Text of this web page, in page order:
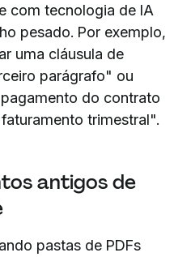
com tecnologia de IA
pesado. Por exemplo,
uma cláusula de
parágrafo" ou
do contrato
trimestral".
antigos de
pastas de PDFs